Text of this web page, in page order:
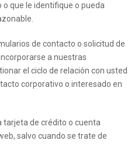
que le identifique o pueda
de contacto o solicitud de
a nuestras
el ciclo de relación con usted
corporativo o interesado en
tarjeta de crédito o cuenta
salvo cuando se trate de